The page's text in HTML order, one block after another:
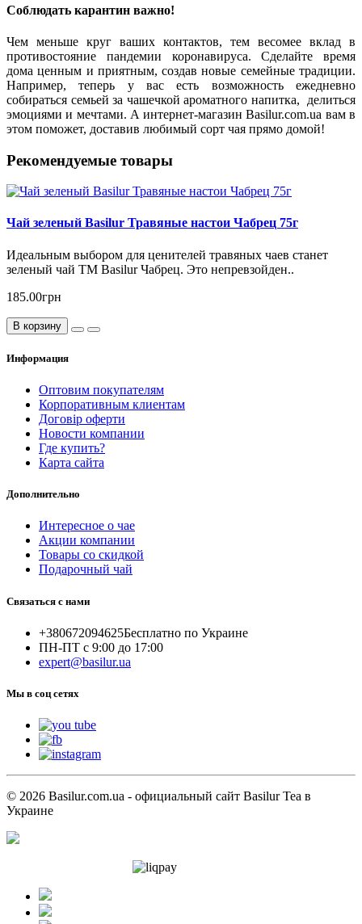
Соблюдать карантин важно!
Чем меньше круг ваших контактов, тем весомее вклад в
противостояние пандемии коронавируса. Сделайте время
дома ценным и приятным, создав новые семейные традиции.
Например, теперь у вас есть возможность ежедневно
собираться семьей за чашечкой ароматного напитка, делиться
эмоциями и мечтами. А интернет-магазин Basilur.com.ua вам в
этом поможет, доставив любимый сорт чая прямо домой!
Рекомендуемые товары
Чай зеленый Basilur Травяные настои Чабрец 75г
Идеальным выбором для ценителей травяных чаев станет
зеленый чай ТМ Basilur Чабрец. Это непревзойден..
185.00грн
В корзину
Информация
Оптовим покупателям
Корпоративным клиентам
Договір оферти
Новости компании
Где купить?
Карта сайта
Дополнительно
Интересное о чае
Акции компании
Товары со скидкой
Подарочный чай
Связаться с нами
+380672094625Бесплатно по Украине
ПН-ПТ с 9:00 до 17:00
expert@basilur.ua
Мы в соц сетях
© 2026 Basilur.com.ua - официальный сайт Basilur Tea в
Украине